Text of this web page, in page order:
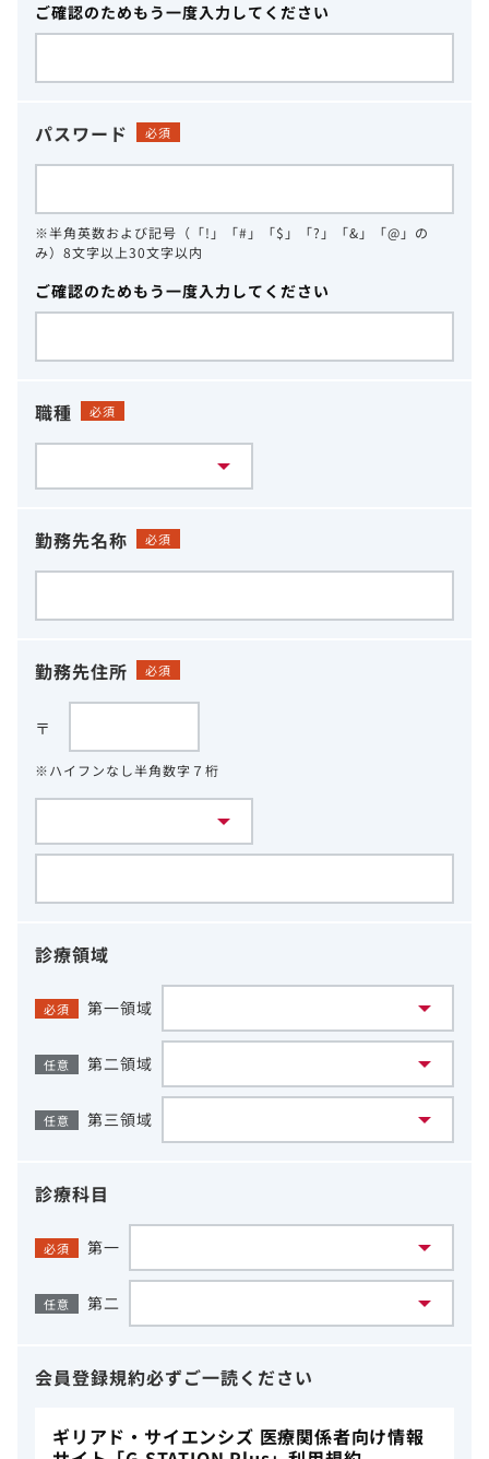
ご確認のためもう一度入力してください
パスワード 必須
※半角英数および記号（「!」「#」「$」「?」「&」「@」の
み）8文字以上30文字以内
ご確認のためもう一度入力してください
職種 必須
勤務先名称 必須
勤務先住所 必須
〒
※ハイフンなし半角数字７桁
診療領域
必須 第一領域
任意 第二領域
任意 第三領域
診療科目
必須 第一
任意 第二
会員登録規約必ずご一読ください
ギリアド・サイエンシズ 医療関係者向け情報